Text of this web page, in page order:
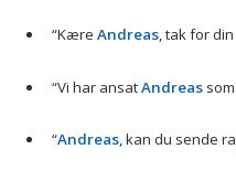
“Kære Andreas, tak for
“Vi har ansatAndreassom
“Andreas, kan du sende